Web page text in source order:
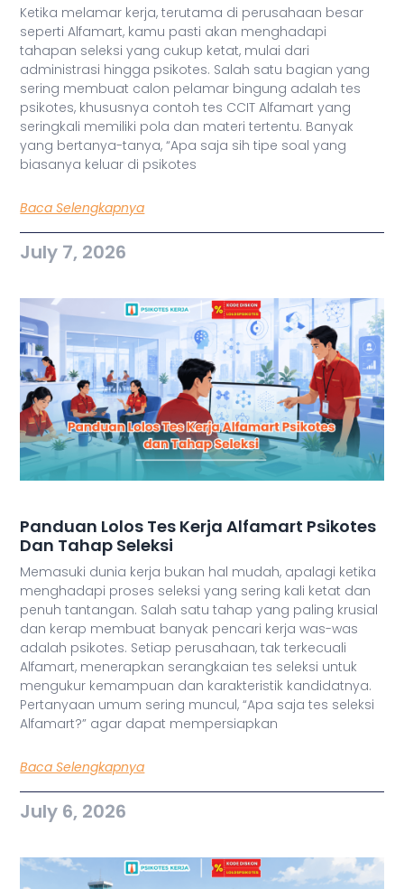
Ketika melamar kerja, terutama di perusahaan besar
seperti Alfamart, kamu pasti akan menghadapi
tahapan seleksi yang cukup ketat, mulai dari
administrasi hingga psikotes. Salah satu bagian yang
sering membuat calon pelamar bingung adalah tes
psikotes, khususnya contoh tes CCIT Alfamart yang
seringkali memiliki pola dan materi tertentu. Banyak
yang bertanya-tanya, “Apa saja sih tipe soal yang
biasanya keluar di psikotes
Baca Selengkapnya
July 7, 2026
Panduan Lolos Tes Kerja Alfamart Psikotes
Dan Tahap Seleksi
Memasuki dunia kerja bukan hal mudah, apalagi ketika
menghadapi proses seleksi yang sering kali ketat dan
penuh tantangan. Salah satu tahap yang paling krusial
dan kerap membuat banyak pencari kerja was-was
adalah psikotes. Setiap perusahaan, tak terkecuali
Alfamart, menerapkan serangkaian tes seleksi untuk
mengukur kemampuan dan karakteristik kandidatnya.
Pertanyaan umum sering muncul, “Apa saja tes seleksi
Alfamart?” agar dapat mempersiapkan
Baca Selengkapnya
July 6, 2026